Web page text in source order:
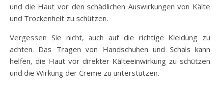
und die Haut vor den schädlichen Auswirkungen von Kälte
und Trockenheit zu schützen.
Vergessen Sie nicht, auch auf die richtige Kleidung zu
achten. Das Tragen von Handschuhen und Schals kann
helfen, die Haut vor direkter Kälteeinwirkung zu schützen
und die Wirkung der Creme zu unterstützen.